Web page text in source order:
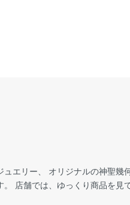
エリー、 オリジナルの神聖幾
店舗では、ゆっくり商品を見